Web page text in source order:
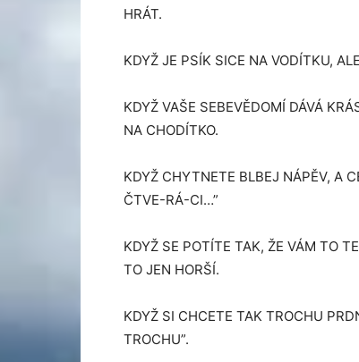
HRÁT.
KDYŽ JE PSÍK SICE NA VODÍTKU,
KDYŽ VAŠE SEBEVĚDOMÍ DÁVÁ
NA CHODÍTKO.
KDYŽ CHYTNETE BLBEJ NÁPĚV, A
ČTVE-RÁ-CI…”
KDYŽ SE POTÍTE TAK, ŽE VÁM TO
TO JEN HORŠÍ.
KDYŽ SI CHCETE TAK TROCHU
TROCHU”.